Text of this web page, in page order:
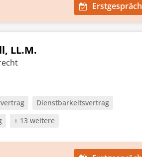
Erstgespräch
LL.M.
Dienstbarkeitsvertrag
+ 13 weitere